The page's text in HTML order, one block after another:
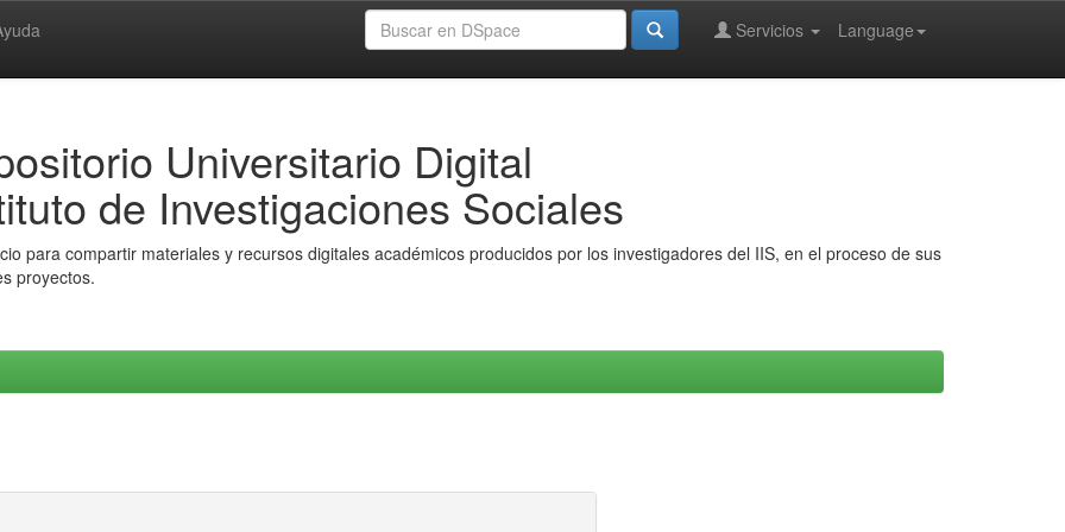
Language
Servicios
Universitario Digital
de Investigaciones Sociales
para compartir materiales y recursos digitales académicos producidos por los investigadores del IIS, en el proceso de sus
proyectos.